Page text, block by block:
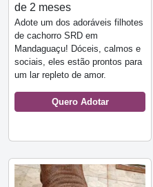
de 2 meses
Adote um dos adoráveis filhotes
de cachorro SRD em
Mandaguaçu! Dóceis, calmos e
sociais, eles estão prontos para
um lar repleto de amor.
Quero Adotar